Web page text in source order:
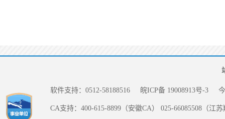
软件支持：0512-58188516 皖ICP备 19008913号-3
CA支持：400-615-8899（安徽CA） 025-66085508（江